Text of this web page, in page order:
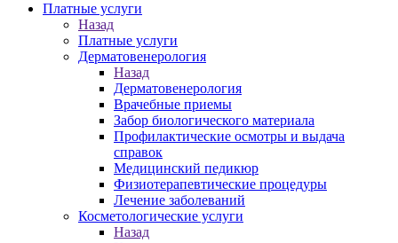
Платные услуги
Назад
Платные услуги
Дерматовенерология
Назад
Дерматовенерология
Врачебные приемы
Забор биологического материала
Профилактические осмотры и выдача
справок
Медицинский педикюр
Физиотерапевтические процедуры
Лечение заболеваний
Косметологические услуги
Назад